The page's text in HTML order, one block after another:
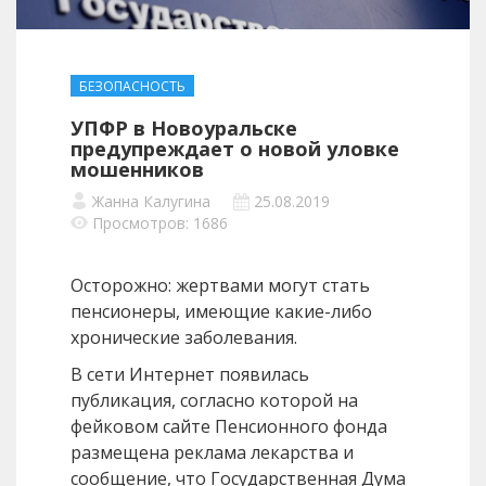
БЕЗОПАСНОСТЬ
УПФР в Новоуральске
предупреждает о новой уловке
мошенников
Жанна Калугина
25.08.2019
Просмотров: 1686
Осторожно: жертвами могут стать
пенсионеры, имеющие какие-либо
хронические заболевания.
В сети Интернет появилась
публикация, согласно которой на
фейковом сайте Пенсионного фонда
размещена реклама лекарства и
сообщение, что Государственная Дума